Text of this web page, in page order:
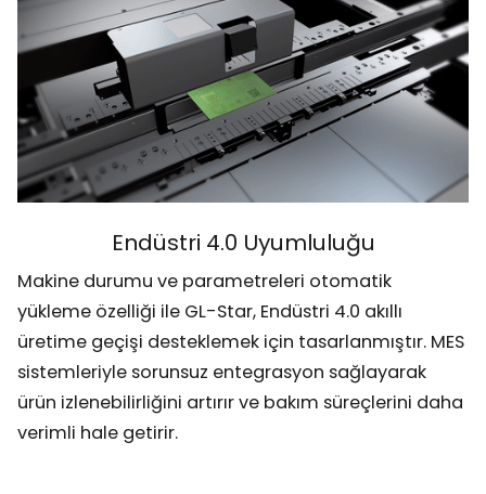
Endüstri 4.0 Uyumluluğu
Makine durumu ve parametreleri otomatik
yükleme özelliği ile GL-Star, Endüstri 4.0 akıllı
üretime geçişi desteklemek için tasarlanmıştır. MES
sistemleriyle sorunsuz entegrasyon sağlayarak
ürün izlenebilirliğini artırır ve bakım süreçlerini daha
verimli hale getirir.